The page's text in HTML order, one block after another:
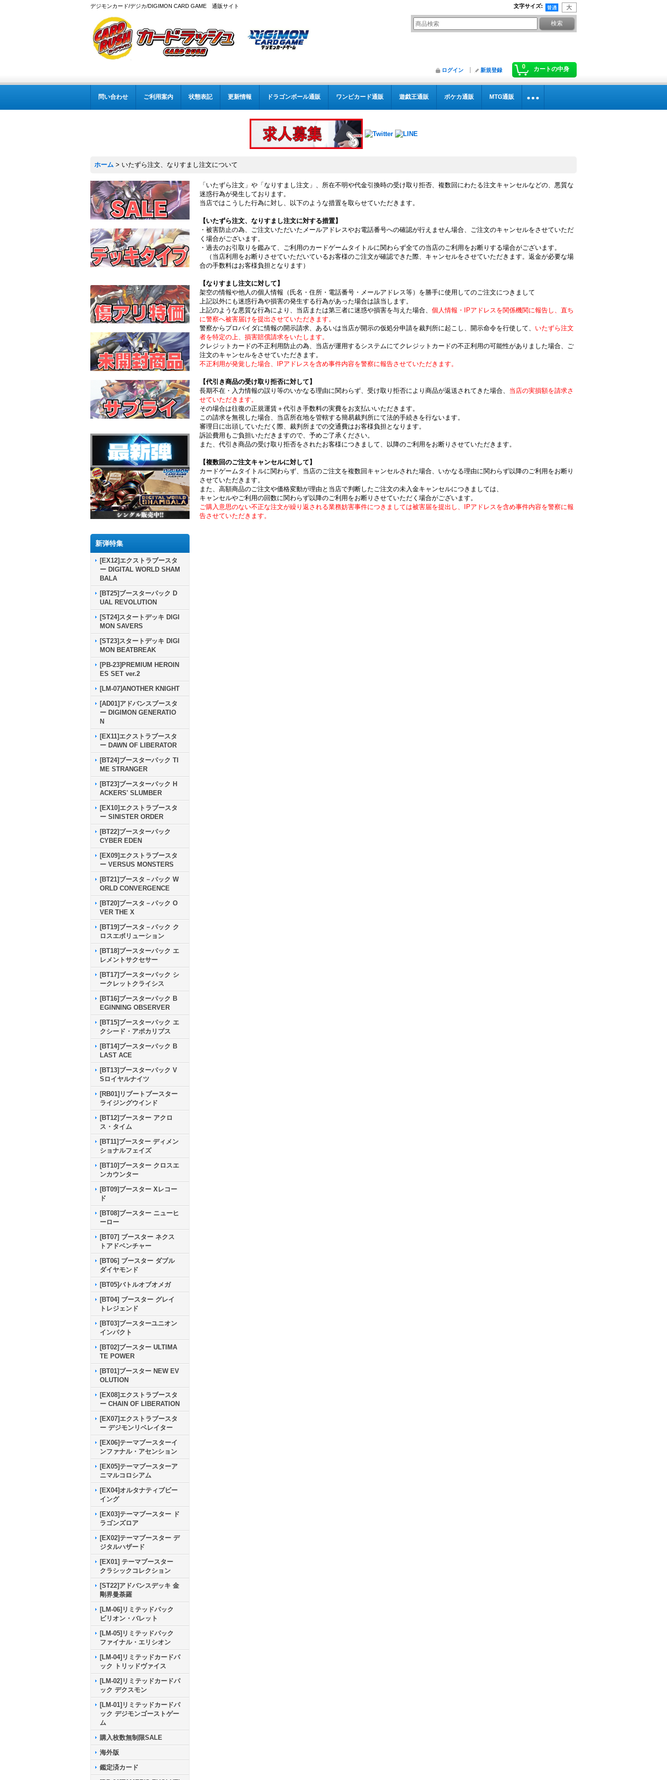
デジモンカード/デジカ/DIGIMON CARD GAME 通販サイト 文字サイズ:
0 カートの中身
ログイン 新規登録
問い合わせ ご利用案内 状態表記 更新情報 ドラゴンボール通販 ワンピカード通販 遊戯王通販 ポケカ通販 MTG通販
ホーム > いたずら注文、なりすまし注文について
新弾特集
[EX12]エクストラブースタ
ー DIGITAL WORLD SHAM
BALA
[BT25]ブースターパック D
UAL REVOLUTION
[ST24]スタートデッキ DIGI
MON SAVERS
[ST23]スタートデッキ DIGI
MON BEATBREAK
[PB-23]PREMIUM HEROIN
ES SET ver.2
[LM-07]ANOTHER KNIGHT
[AD01]アドバンスブースタ
ー DIGIMON GENERATIO
N
[EX11]エクストラブースタ
ー DAWN OF LIBERATOR
[BT24]ブースターパック TI
ME STRANGER
[BT23]ブースターパック H
ACKERS' SLUMBER
[EX10]エクストラブースタ
ー SINISTER ORDER
[BT22]ブースターパック
CYBER EDEN
[EX09]エクストラブースタ
ー VERSUS MONSTERS
[BT21]ブースタ－パック W
ORLD CONVERGENCE
[BT20]ブースタ－パック O
VER THE X
[BT19]ブースタ－パック ク
ロスエボリューション
[BT18]ブースターパック エ
レメントサクセサー
[BT17]ブースターパック シ
ークレットクライシス
[BT16]ブースターパック B
EGINNING OBSERVER
[BT15]ブースターパック エ
クシード・アポカリプス
[BT14]ブースターパック B
LAST ACE
[BT13]ブースターパック V
Sロイヤルナイツ
[RB01]リブートブースター
ライジングウインド
[BT12]ブースター アクロ
ス・タイム
[BT11]ブースター ディメン
ショナルフェイズ
[BT10]ブースター クロスエ
ンカウンター
[BT09]ブースター Xレコー
ド
[BT08]ブースター ニューヒ
ーロー
[BT07] ブースター ネクス
トアドベンチャー
[BT06] ブースター ダブル
ダイヤモンド
[BT05]バトルオブオメガ
[BT04] ブースター グレイ
トレジェンド
[BT03]ブースターユニオン
インパクト
[BT02]ブースター ULTIMA
TE POWER
[BT01]ブースター NEW EV
OLUTION
[EX08]エクストラブースタ
ー CHAIN OF LIBERATION
[EX07]エクストラブースタ
ー デジモンリベレイター
[EX06]テーマブースターイ
ンファナル・アセンション
[EX05]テーマブースターア
ニマルコロシアム
[EX04]オルタナティブビー
イング
[EX03]テーマブースター ド
ラゴンズロア
[EX02]テーマブースター デ
ジタルハザード
[EX01] テーマブースター
クラシックコレクション
[ST22]アドバンスデッキ 金
剛界曼荼羅
[LM-06]リミテッドパック
ビリオン・バレット
[LM-05]リミテッドパック
ファイナル・エリシオン
[LM-04]リミテッドカードパ
ック トリッドヴァイス
[LM-02]リミテッドカードパ
ック デクスモン
[LM-01]リミテッドカードパ
ック デジモンゴーストゲー
ム
購入枚数無制限SALE
海外版
鑑定済カード
「いたずら注文」や「なりすまし注文」、所在不明や代金引換時の受け取り拒否、複数回にわたる注文キャンセルなどの、悪質な
迷惑行為が発生しております。
当店ではこうした行為に対し、以下のような措置を取らせていただきます。
【いたずら注文、なりすまし注文に対する措置】
・被害防止の為、ご注文いただいたメールアドレスやお電話番号への確認が行えません場合、ご注文のキャンセルをさせていただ
く場合がございます。
・過去のお引取りを鑑みて、ご利用のカードゲームタイトルに関わらず全ての当店のご利用をお断りする場合がございます。
（当店利用をお断りさせていただいているお客様のご注文が確認できた際、キャンセルをさせていただきます。返金が必要な場
合の手数料はお客様負担となります）
【なりすまし注文に対して】
架空の情報や他人の個人情報（氏名・住所・電話番号・メールアドレス等）を勝手に使用してのご注文につきまして
上記以外にも迷惑行為や損害の発生する行為があった場合は該当します。
上記のような悪質な行為により、当店または第三者に迷惑や損害を与えた場合、 個人情報・IPアドレスを関係機関に報告し、直ち
に警察へ被害届けを提出させていただきます。
警察からプロバイダに情報の開示請求、あるいは当店が開示の仮処分申請を裁判所に起こし、開示命令を行使して、 いたずら注文
者を特定の上、損害賠償請求をいたします。
クレジットカードの不正利用防止の為、当店が運用するシステムにてクレジットカードの不正利用の可能性がありました場合、ご
注文のキャンセルをさせていただきます。
不正利用が発覚した場合、IPアドレスを含め事件内容を警察に報告させていただきます。
【代引き商品の受け取り拒否に対して】
長期不在・入力情報の誤り等のいかなる理由に関わらず、受け取り拒否により商品が返送されてきた場合、 当店の実損額を請求さ
せていただきます。
その場合は往復の正規運賃＋代引き手数料の実費をお支払いいただきます。
この請求を無視した場合、当店所在地を管轄する簡易裁判所にて法的手続きを行ないます。
審理日に出頭していただく際、裁判所までの交通費はお客様負担となります。
訴訟費用もご負担いただきますので、予めご了承ください。
また、代引き商品の受け取り拒否をされたお客様につきまして、以降のご利用をお断りさせていただきます。
【複数回のご注文キャンセルに対して】
カードゲームタイトルに関わらず、当店のご注文を複数回キャンセルされた場合、いかなる理由に関わらず以降のご利用をお断り
させていただきます。
また、高額商品のご注文や価格変動が理由と当店で判断したご注文の未入金キャンセルにつきましては、
キャンセルやご利用の回数に関わらず以降のご利用をお断りさせていただく場合がございます。
ご購入意思のない不正な注文が繰り返される業務妨害事件につきましては被害届を提出し、IPアドレスを含め事件内容を警察に報
告させていただきます。